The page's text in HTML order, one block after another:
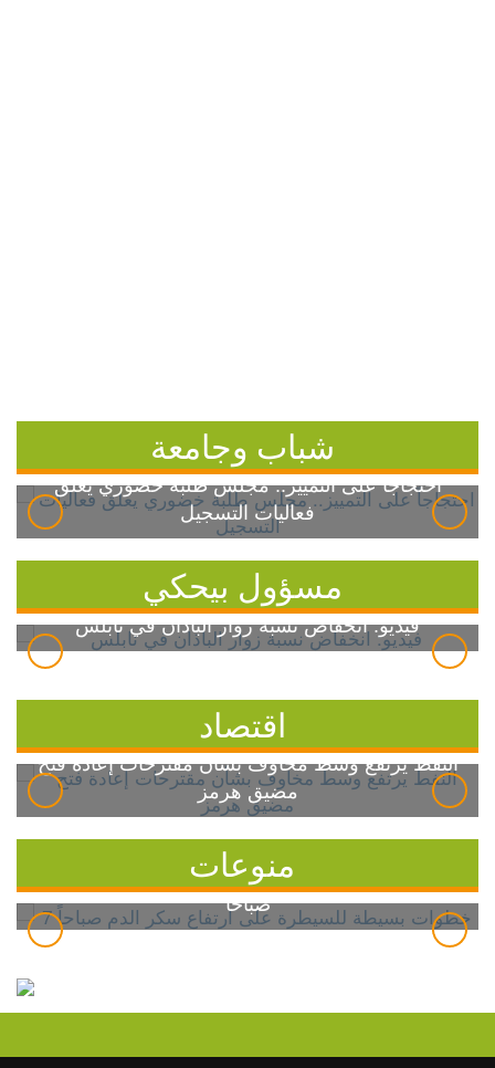
شباب وجامعة
احتجاجاً على التمييز.. مجلس طلبة خضوري يعلق
فعاليات التسجيل
مسؤول بيحكي
فيديو: انخفاض نسبة زوار الباذان في نابلس
اقتصاد
النفط يرتفع وسط مخاوف بشأن مقترحات إعادة فتح
مضيق هرمز
منوعات
7 خطوات بسيطة للسيطرة على ارتفاع سكر الدم
صباحاً